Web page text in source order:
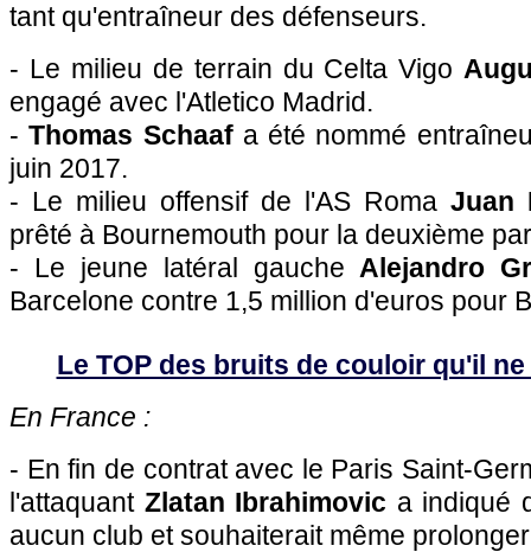
tant qu'entraîneur des défenseurs.
- Le milieu de terrain du Celta Vigo
engagé avec l'Atletico Madrid.
-Thomas Schaafa été nommé
juin 2017.
- Le milieu offensif de l'AS Roma Juan
prêté à Bournemouth pour la deuxième
- Le jeune latéral gauche Alejandro
Barcelone contre 1,5 million d'euros pour
Le TOP des bruits de couloir qu'il
En France :
- En fin de contrat avec le Paris Saint-
l'attaquant Zlatan Ibrahimovic a indiqué
aucun club et souhaiterait même